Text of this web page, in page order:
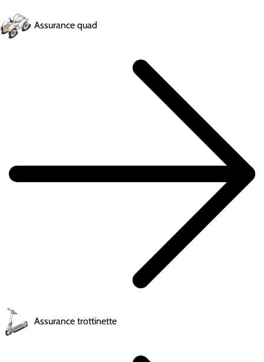
Assurance quad
Assurance trottinette